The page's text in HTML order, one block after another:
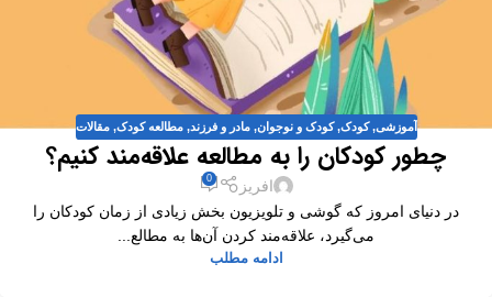
آموزشی,کودک,کودک و نوجوان,مادر و فرزند,مطالعه کودک,مقالات
چطور کودکان را به مطالعه علاقه‌مند کنیم؟
افریز 0
در دنیای امروز که گوشی و تلویزیون بخش زیادی از زمان کودکان را
می‌گیرد، علاقه‌مند کردن آن‌ها به مطالع...
ادامه مطلب